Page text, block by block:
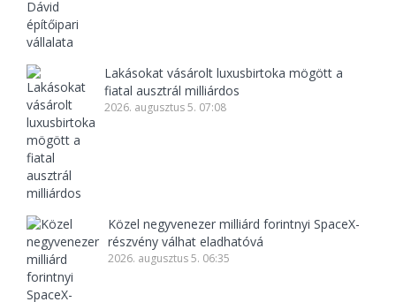
Lakásokat vásárolt luxusbirtoka mögött a
fiatal ausztrál milliárdos
2026. augusztus 5. 07:08
Közel negyvenezer milliárd forintnyi SpaceX-
részvény válhat eladhatóvá
2026. augusztus 5. 06:35